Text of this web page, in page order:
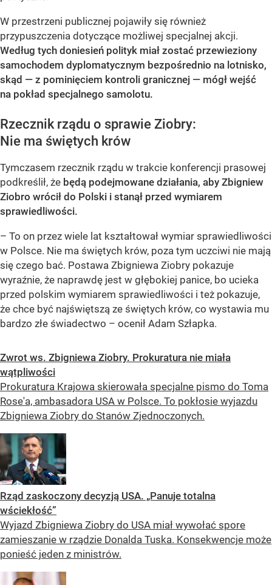
W przestrzeni publicznej pojawiły się również
przypuszczenia dotyczące możliwej specjalnej akcji.
Według tych doniesień polityk miał zostać przewieziony
samochodem dyplomatycznym bezpośrednio na lotnisko,
skąd — z pominięciem kontroli granicznej — mógł wejść
na pokład specjalnego samolotu.
Rzecznik rządu o sprawie Ziobry:
Nie ma świętych krów
Tymczasem rzecznik rządu w trakcie konferencji prasowej
podkreślił, że będą podejmowane działania, aby Zbigniew
Ziobro wrócił do Polski i stanął przed wymiarem
sprawiedliwości.
– To on przez wiele lat kształtował wymiar sprawiedliwości
w Polsce. Nie ma świętych krów, poza tym uczciwi nie mają
się czego bać. Postawa Zbigniewa Ziobry pokazuje
wyraźnie, że naprawdę jest w głębokiej panice, bo ucieka
przed polskim wymiarem sprawiedliwości i też pokazuje,
że chce być najświętszą ze świętych krów, co wystawia mu
bardzo złe świadectwo – ocenił Adam Szłapka.
Zwrot ws. Zbigniewa Ziobry. Prokuratura nie miała
wątpliwości
Prokuratura Krajowa skierowała specjalne pismo do Toma
Rose'a, ambasadora USA w Polsce. To pokłosie wyjazdu
Zbigniewa Ziobry do Stanów Zjednoczonych.
Rząd zaskoczony decyzją USA. „Panuje totalna
wściekłość”
Wyjazd Zbigniewa Ziobry do USA miał wywołać spore
zamieszanie w rządzie Donalda Tuska. Konsekwencje może
ponieść jeden z ministrów.